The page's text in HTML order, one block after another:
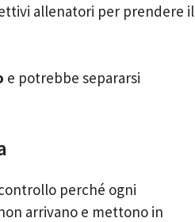
allenatori per prendere il
e potrebbe separarsi
perché ogni
arrivano e mettono in